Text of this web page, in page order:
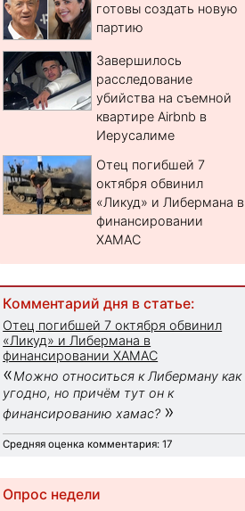
готовы создать новую
партию
Завершилось
расследование
убийства на съемной
квартире Airbnb в
Иерусалиме
Отец погибшей 7
октября обвинил
«Ликуд» и Либермана в
финансировании
ХАМАС
Комментарий дня в статье:
Отец погибшей 7 октября обвинил
«Ликуд» и Либермана в
финансировании ХАМАС
«Можно относиться к Либерману как
угодно, но причём тут он к
финансированию хамас? »
Средняя оценка комментария: 17
Опрос недели